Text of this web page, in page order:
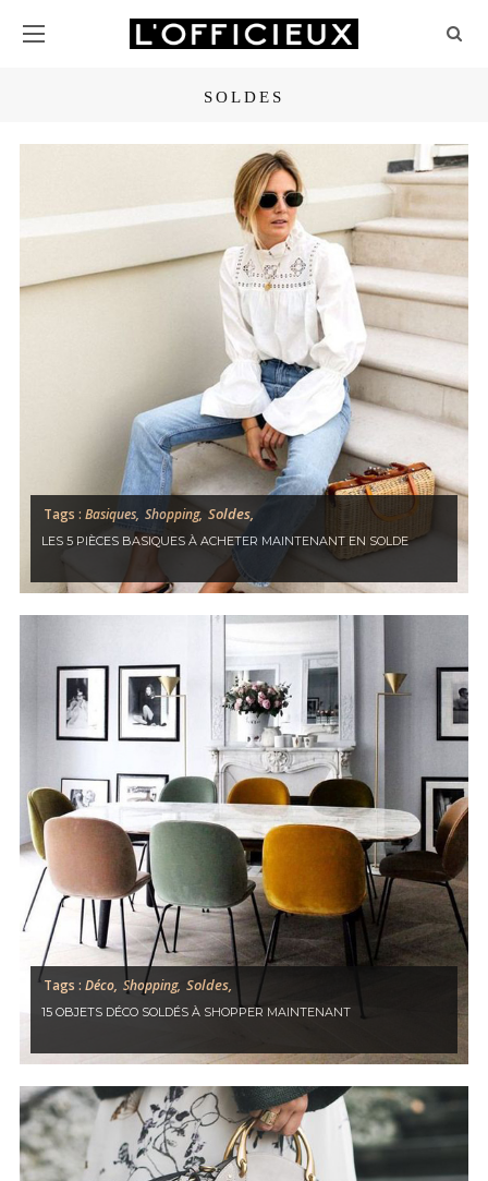
SOLDES
Tags : Basiques, Shopping, Soldes,
LES 5 PIÈCES BASIQUES À ACHETER MAINTENANT EN SOLDE
Tags : Déco, Shopping, Soldes,
15 OBJETS DÉCO SOLDÉS À SHOPPER MAINTENANT